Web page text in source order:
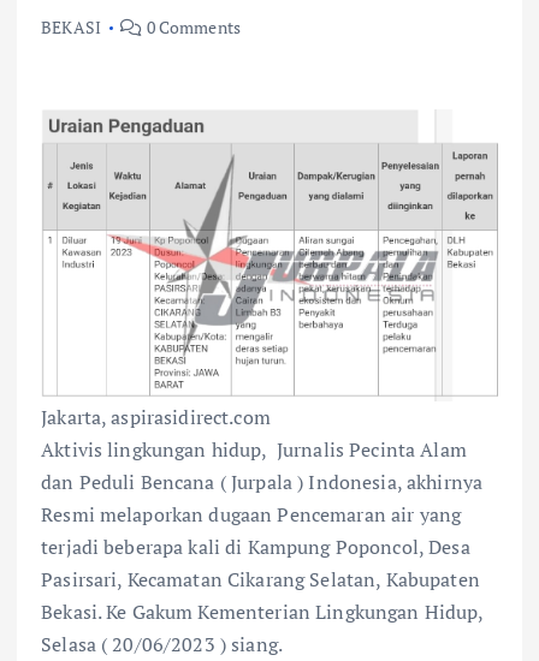
BEKASI 0 Comments
Jakarta, aspirasidirect.com
Aktivis lingkungan hidup, Jurnalis Pecinta Alam
dan Peduli Bencana ( Jurpala ) Indonesia, akhirnya
Resmi melaporkan dugaan Pencemaran air yang
terjadi beberapa kali di Kampung Poponcol, Desa
Pasirsari, Kecamatan Cikarang Selatan, Kabupaten
Bekasi. Ke Gakum Kementerian Lingkungan Hidup,
Selasa ( 20/06/2023 ) siang.